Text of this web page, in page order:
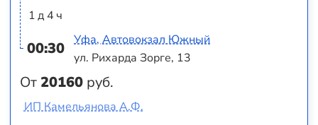
1 д 4 ч
00:30
От20160 руб.
Уфа, Автовокзал Южный
ул. Рихарда Зорге, 13
ИП Камельянова А.Ф.